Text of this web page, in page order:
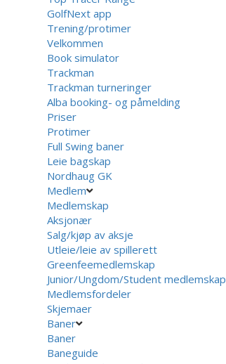
GolfNext app
Trening/protimer
Velkommen
Book simulator
Trackman
Trackman turneringer
Alba booking- og påmelding
Priser
Protimer
Full Swing baner
Leie bagskap
Nordhaug GK
Medlem
Medlemskap
Aksjonær
Salg/kjøp av aksje
Utleie/leie av spillerett
Greenfeemedlemskap
Junior/Ungdom/Student medlemskap
Medlemsfordeler
Skjemaer
Baner
Baner
Baneguide